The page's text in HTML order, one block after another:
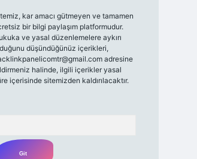
kar amacı gütmeyen ve tamamen
bir bilgi paylaşım platformudur.
ve yasal düzenlemelere aykırı
düşündüğünüz içerikleri,
adresine
halinde, ilgili içerikler yasal
içerisinde sitemizden kaldırılacaktır.